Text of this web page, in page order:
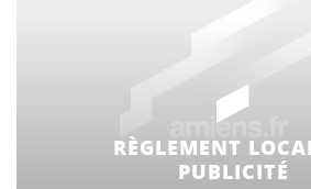
RÈGLEMENT
PUBLICITÉ